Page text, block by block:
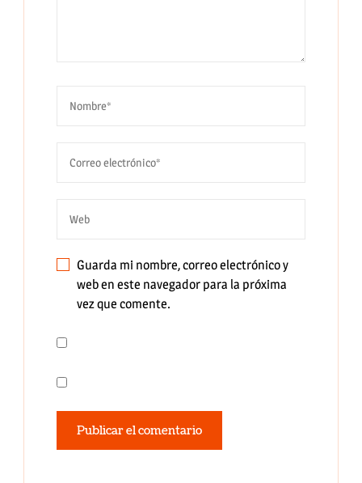
Guarda mi nombre, correo electrónico y
web en este navegador para la próxima
vez que comente.